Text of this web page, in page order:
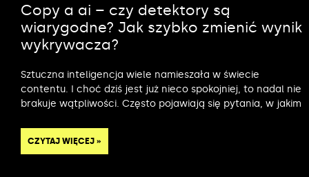
Copy a ai – czy detektory są
wiarygodne? Jak szybko zmienić wynik
wykrywacza?
Sztuczna inteligencja wiele namieszała w świecie
contentu. I choć dziś jest już nieco spokojniej, to nadal nie
brakuje wątpliwości. Często pojawiają się pytania, w jakim
CZYTAJ WIĘCEJ »